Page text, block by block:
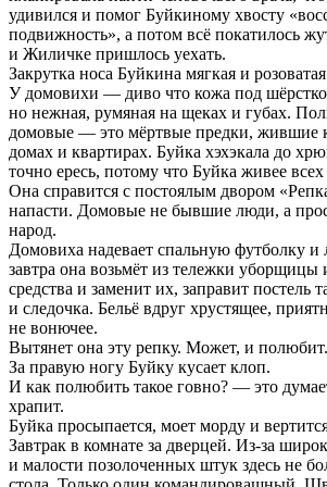
удивился и помог Буйкиному хвосту
подвижность», а потом всё покатилось
и Жиличке пришлось уехать.
Закрутка носа Буйкина мягкая и
У домовихи — диво что кожа под
но нежная, румяная на щеках и губах.
домовые — это мёртвые предки, жившие
домах и квартирах. Буйка хэхэкала до
точно ересь, потому что Буйка живее
Она справится с постоялым двором
напасти. Домовые не бывшие люди, а
народ.
Домовиха надевает спальную футболку и
завтра она возьмёт из тележки уборщицы
средства и заменит их, заправит постель
и следочка. Бельё вдруг хрустящее,
не вонючее.
Вытянет она эту репку. Может, и полюбит.
За правую ногу Буйку кусает клоп.
И как полюбить такое говно? — это
храпит.
Буйка просыпается, моет морду и
Завтрак в комнате за дверцей. Из-за
и малости позолоченных штук здесь не